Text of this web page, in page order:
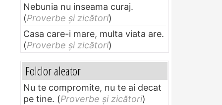
Nebunia nu inseama curaj.
(Proverbe și zicători)
Casa care-i mare, multa viata are.
(Proverbe și zicători)
Folclor aleator
Nu te compromite, nu te ai decat
pe tine. (Proverbe și zicători)